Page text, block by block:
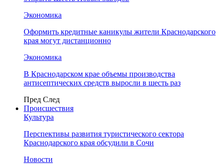
Экономика
Оформить кредитные каникулы жители Краснодарского
края могут дистанционно
Экономика
В Краснодарском крае объемы производства
антисептических средств выросли в шесть раз
Пред След
Происшествия
Культура
Перспективы развития туристического сектора
Краснодарского края обсудили в Сочи
Новости